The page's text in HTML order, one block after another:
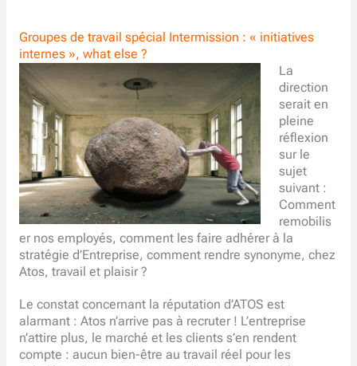
Groupes de travail spécial Intermission : « initiatives
internes », what else ?
La
direction
serait en
pleine
réflexion
sur le
sujet
suivant :
Comment
remobilis
er nos employés, comment les faire adhérer à la
stratégie d’Entreprise, comment rendre synonyme, chez
Atos, travail et plaisir ?
Le constat concernant la réputation d’ATOS est
alarmant : Atos n’arrive pas à recruter ! L’entreprise
n’attire plus, le marché et les clients s’en rendent
compte : aucun bien-être au travail réel pour les